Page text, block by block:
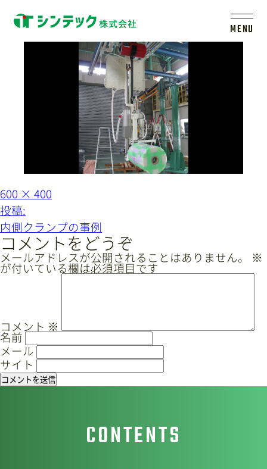
MENU
シンテックについて
新着情報
採用情報
レールシステムについて
CAD/PDFデータ
シンテック公式Instagram
シンテック公式Youtubeチャンネル
uchi04
フ
ル
サ
イ
ズ
600 × 400
投
稿
ナ
ビ
ゲ
ョ
ン
投稿:
内側クランプの事例
コメントをどうぞ
メールアドレスが公開されることはありません。 ※
が付いている欄は必須項目です
コメント ※
名前
メール
サイト
CONTENTS